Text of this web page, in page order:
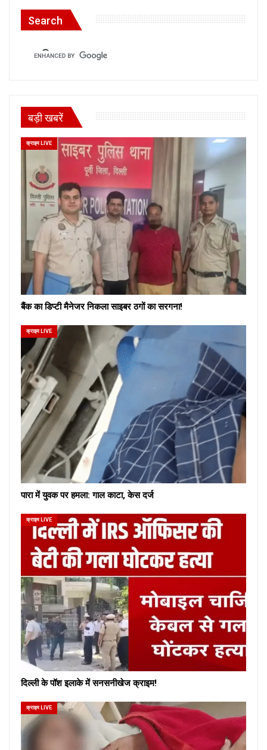
Search
बड़ी खबरें
क्राइम LIVE
बैंक का डिप्टी मैनेजर निकला साइबर ठगों का सरगना!
क्राइम LIVE
पारा में युवक पर हमला: गाल काटा, केस दर्ज
क्राइम LIVE
दिल्ली के पॉश इलाके में सनसनीखेज क्राइम!
क्राइम LIVE